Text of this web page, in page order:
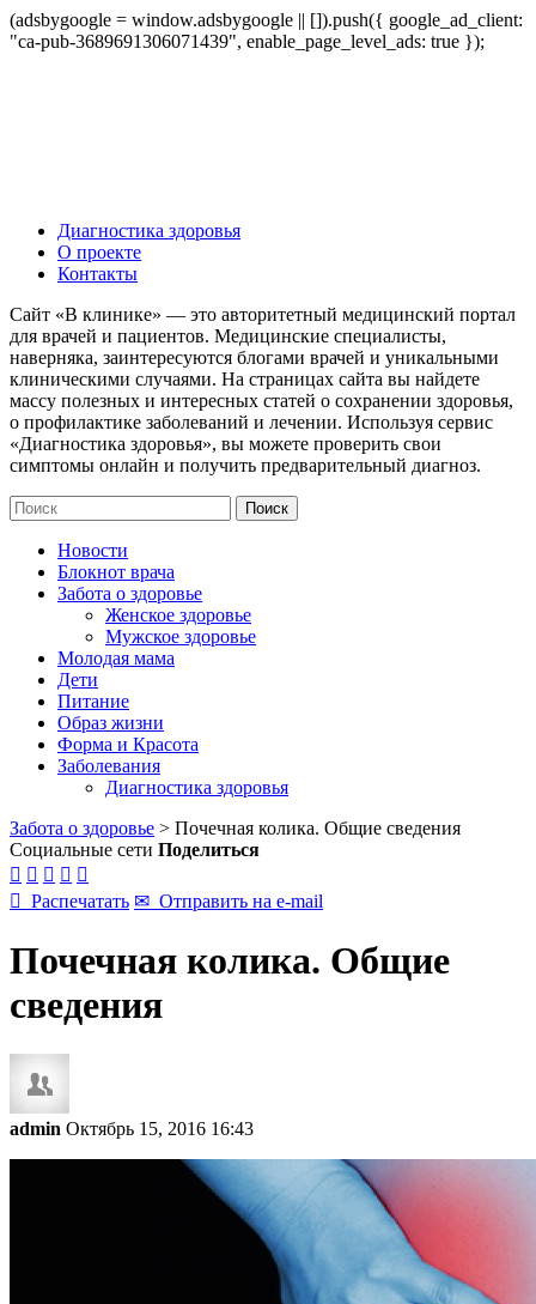
(adsbygoogle = window.adsbygoogle || []).push({ google_ad_client:
"ca-pub-3689691306071439", enable_page_level_ads: true });
Диагностика здоровья
О проекте
Контакты
Сайт «В клинике» — это авторитетный медицинский портал
для врачей и пациентов. Медицинские специалисты,
наверняка, заинтересуются блогами врачей и уникальными
клиническими случаями. На страницах сайта вы найдете
массу полезных и интересных статей о сохранении здоровья,
о профилактике заболеваний и лечении. Используя сервис
«Диагностика здоровья», вы можете проверить свои
симптомы онлайн и получить предварительный диагноз.
Новости
Блокнот врача
Забота о здоровье
Женское здоровье
Мужское здоровье
Молодая мама
Дети
Питание
Образ жизни
Форма и Красота
Заболевания
Диагностика здоровья
Забота о здоровье > Почечная колика. Общие сведения
Социальные сети Поделиться
    
 Распечатать ✉ Отправить на e-mail
Почечная колика. Общие
сведения
admin Октябрь 15, 2016 16:43